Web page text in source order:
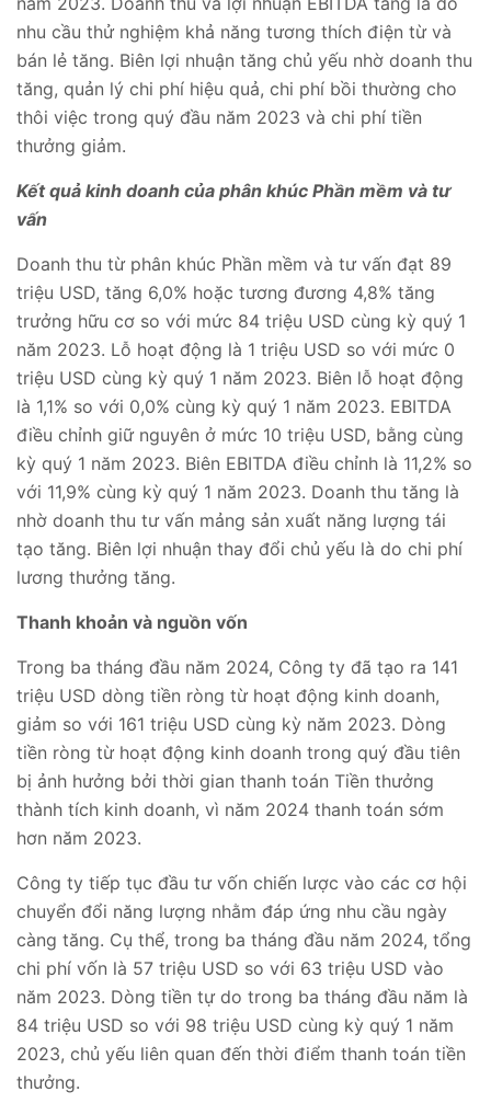
nhu cầu thử nghiệm khả năng tương thích điện từ và
bán lẻ tăng. Biên lợi nhuận tăng chủ yếu nhờ doanh thu
tăng, quản lý chi phí hiệu quả, chi phí bồi thường cho
thôi việc trong quý đầu năm 2023 và chi phí tiền
thưởng giảm.
Kết quả kinh doanh của phân khúc Phần mềm và tư
vấn
Doanh thu từ phân khúc Phần mềm và tư vấn đạt 89
triệu USD, tăng 6,0% hoặc tương đương 4,8% tăng
trưởng hữu cơ so với mức 84 triệu USD cùng kỳ quý 1
năm 2023. Lỗ hoạt động là 1 triệu USD so với mức 0
triệu USD cùng kỳ quý 1 năm 2023. Biên lỗ hoạt động
là 1,1% so với 0,0% cùng kỳ quý 1 năm 2023. EBITDA
điều chỉnh giữ nguyên ở mức 10 triệu USD, bằng cùng
kỳ quý 1 năm 2023. Biên EBITDA điều chỉnh là 11,2% so
với 11,9% cùng kỳ quý 1 năm 2023. Doanh thu tăng là
nhờ doanh thu tư vấn mảng sản xuất năng lượng tái
tạo tăng. Biên lợi nhuận thay đổi chủ yếu là do chi phí
lương thưởng tăng.
Thanh khoản và nguồn vốn
Trong ba tháng đầu năm 2024, Công ty đã tạo ra 141
triệu USD dòng tiền ròng từ hoạt động kinh doanh,
giảm so với 161 triệu USD cùng kỳ năm 2023. Dòng
tiền ròng từ hoạt động kinh doanh trong quý đầu tiên
bị ảnh hưởng bởi thời gian thanh toán Tiền thưởng
thành tích kinh doanh, vì năm 2024 thanh toán sớm
hơn năm 2023.
Công ty tiếp tục đầu tư vốn chiến lược vào các cơ hội
chuyển đổi năng lượng nhằm đáp ứng nhu cầu ngày
càng tăng. Cụ thể, trong ba tháng đầu năm 2024, tổng
chi phí vốn là 57 triệu USD so với 63 triệu USD vào
năm 2023. Dòng tiền tự do trong ba tháng đầu năm là
84 triệu USD so với 98 triệu USD cùng kỳ quý 1 năm
2023, chủ yếu liên quan đến thời điểm thanh toán tiền
thưởng.